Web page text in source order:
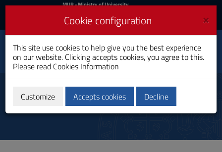
Skip
Content
to
Go
MIUR
Login
MUR- Ministry of University
Login UniCA News
Toggle
navigation
University of
Cagliari
News
×
Cookie configuration
This site use cookies to help give you the best experience
on our website. Clicking accepts cookies, you agree to this.
Please read Cookies Information
Customize Accepts cookies Decline